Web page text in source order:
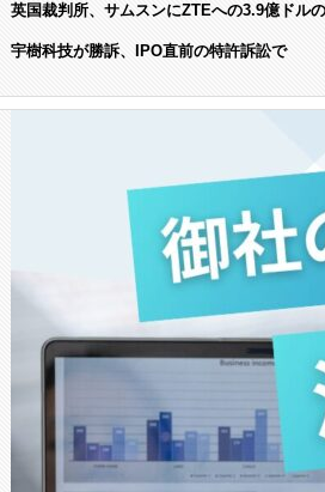
英国裁判所、サムスンにZTEへの3.9億ドル
宇樹科技が勝訴、IPO直前の特許訴訟で